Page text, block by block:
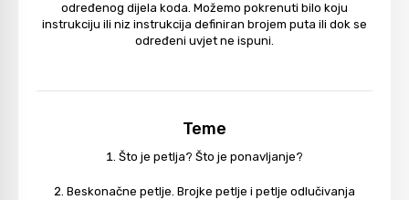
određenog dijela koda. Možemo pokrenuti bilo koju
instrukciju ili niz instrukcija definiran brojem puta ili dok se
određeni uvjet ne ispuni.
Teme
Što je petlja? Što je ponavljanje?
Beskonačne petlje. Brojke petlje i petlje odlučivanja